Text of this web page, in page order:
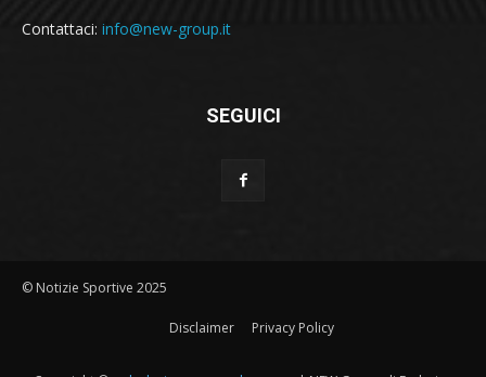
Contattaci: info@new-group.it
SEGUICI
© Notizie Sportive 2025
Disclaimer Privacy Policy